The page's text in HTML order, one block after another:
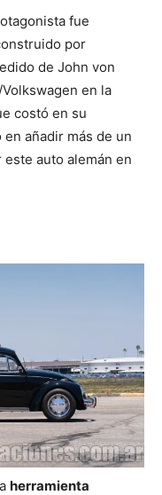
fue
por
de John von
en la
costó en su
añadir más de un
auto alemán en
herramienta